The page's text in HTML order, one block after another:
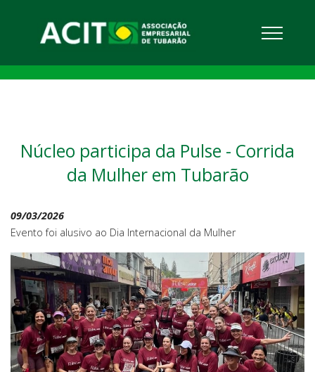
Núcleo participa da Pulse - Corrida
da Mulher em Tubarão
09/03/2026
Evento foi alusivo ao Dia Internacional da Mulher